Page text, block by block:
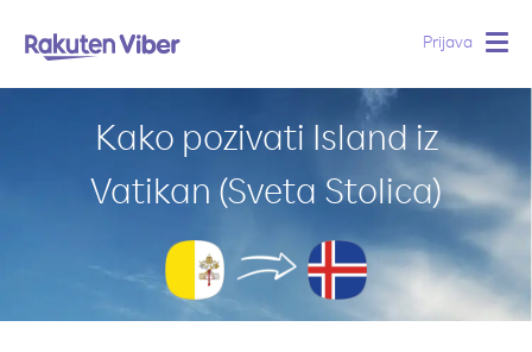
Prijava
Kako pozivati Island iz
Vatikan (Sveta Stolica)